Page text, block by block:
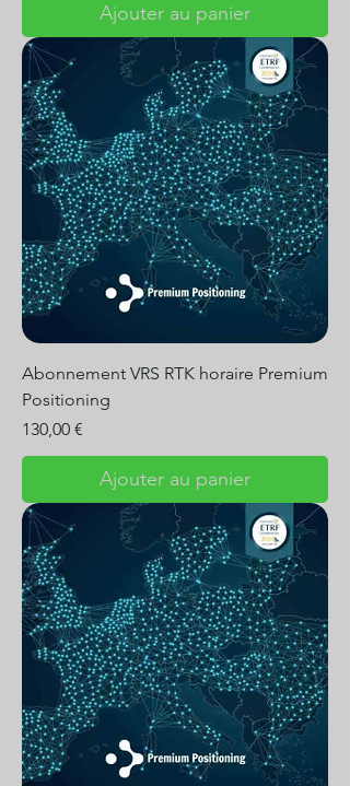
Ajouter au panier
Abonnement VRS RTK horaire Premium
Positioning
Prix
130,00 €
Ajouter au panier